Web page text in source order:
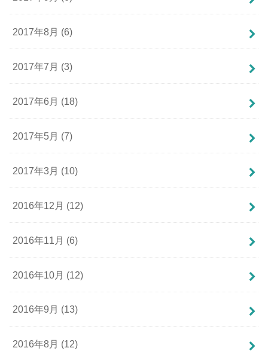
2017年8月 (6)
2017年7月 (3)
2017年6月 (18)
2017年5月 (7)
2017年3月 (10)
2016年12月 (12)
2016年11月 (6)
2016年10月 (12)
2016年9月 (13)
2016年8月 (12)